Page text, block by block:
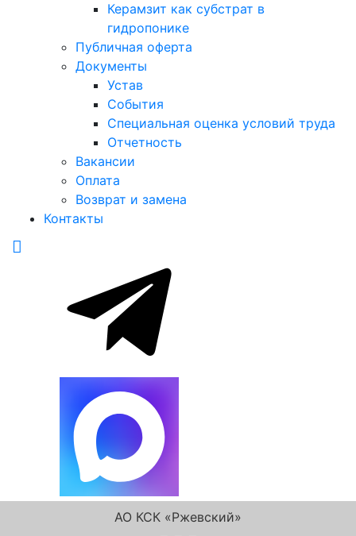
Керамзит как субстрат в
гидропонике
Публичная оферта
Документы
Устав
События
Специальная оценка условий труда
Отчетность
Вакансии
Оплата
Возврат и замена
Контакты
АО КСК «Ржевский»